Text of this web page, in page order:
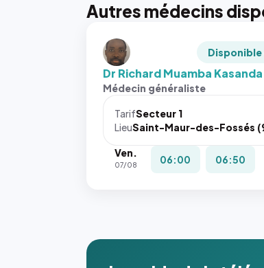
Autres médecins
Disponible
Dr Richard Muamba Kasanda
Médecin généraliste
TarifSecteur 1
LieuSaint-Maur-des-Fossés
Ven.
07/08 06:00 06:50